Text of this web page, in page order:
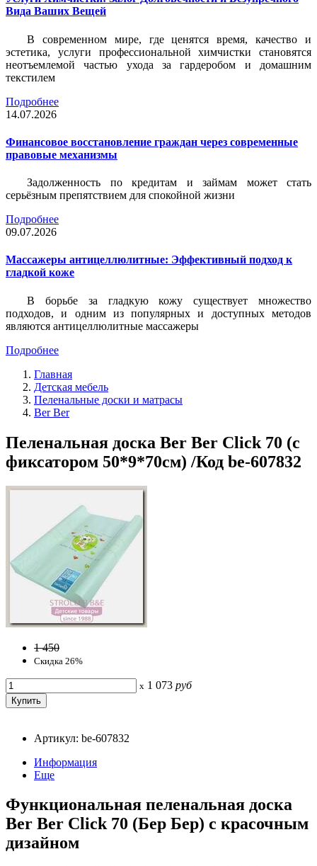
Вида Ваших Вещей
В современном мире, где ценятся время, качество и
эстетика, услуги профессиональной химчистки становятся
неотъемлемой частью ухода за гардеробом и домашним
текстилем
Подробнее
14.07.2026
Финансовое восстановление граждан через современные
правовые механизмы
Задолженность по кредитам и займам может стать
серьёзным препятствием для спокойной жизни
Подробнее
09.07.2026
Массажеры антицеллюлитные: Эффективный подход к
гладкой коже
В борьбе за гладкую кожу существует множество
подходов, и одним из популярных и доступных методов
являются антицеллюлитные массажеры
Подробнее
Главная
Детская мебель
Пеленальные доски и матрасы
Ber Ber
Пеленальная доска Ber Ber Click 70 (с
фиксатором 50*9*70см) /Код be-607832
1 450
Скидка 26%
x 1 073 руб
Артикул: be-607832
Информация
Еще
Функциональная пеленальная доска
Ber Ber Click 70 (Бер Бер) с красочным
дизайном